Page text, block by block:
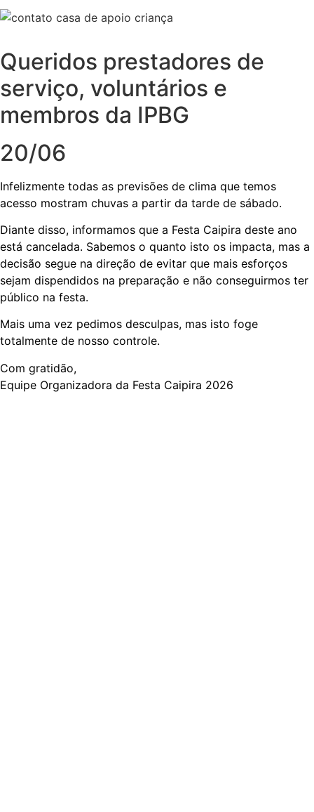
Queridos prestadores de
serviço, voluntários e
membros da IPBG
20/06
Infelizmente todas as previsões de clima que temos
acesso mostram chuvas a partir da tarde de sábado.
Diante disso, informamos que a Festa Caipira deste ano
está cancelada. Sabemos o quanto isto os impacta, mas a
decisão segue na direção de evitar que mais esforços
sejam dispendidos na preparação e não conseguirmos ter
público na festa.
Mais uma vez pedimos desculpas, mas isto foge
totalmente de nosso controle.
Com gratidão,
Equipe Organizadora da Festa Caipira 2026